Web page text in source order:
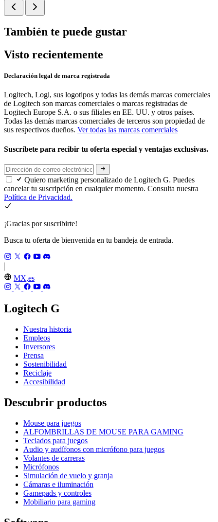
También te puede gustar
Visto recientemente
Declaración legal de marca registrada
Logitech, Logi, sus logotipos y todas las demás marcas comerciales
de Logitech son marcas comerciales o marcas registradas de
Logitech Europe S.A. o sus filiales en EE. UU. y otros países.
Todas las demás marcas comerciales de terceros son propiedad de
sus respectivos dueños. Ver todas las marcas comerciales
Suscríbete para recibir tu oferta especial y ventajas exclusivas.
Quiero marketing personalizado de Logitech G. Puedes
cancelar tu suscripción en cualquier momento. Consulta nuestra
Política de Privacidad.
¡Gracias por suscribirte!
Busca tu oferta de bienvenida en tu bandeja de entrada.
MX,es
Logitech G
Nuestra historia
Empleos
Inversores
Prensa
Sostenibilidad
Reciclaje
Accesibilidad
Descubrir productos
Mouse para juegos
ALFOMBRILLAS DE MOUSE PARA GAMING
Teclados para juegos
Audio y audífonos con micrófono para juegos
Volantes de carreras
Micrófonos
Simulación de vuelo y granja
Cámaras e iluminación
Gamepads y controles
Mobiliario para gaming